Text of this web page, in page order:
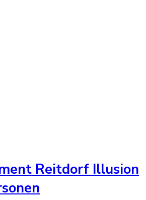
Reitdorf Illusion